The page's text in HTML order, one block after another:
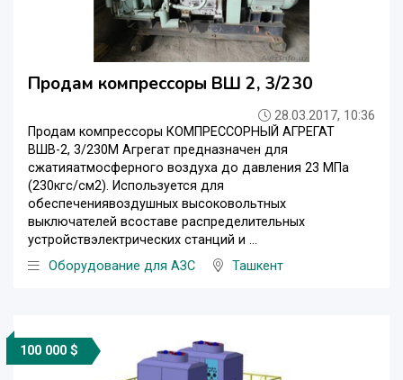
Продам компрессоры ВШ 2, 3/230
28.03.2017, 10:36
Продам компрессоры КОМПРЕССОРНЫЙ АГРЕГАТ
ВШВ-2, 3/230М Агрегат предназначен для
сжатияатмосферного воздуха до давления 23 МПа
(230кгс/см2). Используется для
обеспечениявоздушных высоковольтных
выключателей всоставе распределительных
устройствэлектрических станций и ...
Оборудование для АЗС
Ташкент
100 000 $